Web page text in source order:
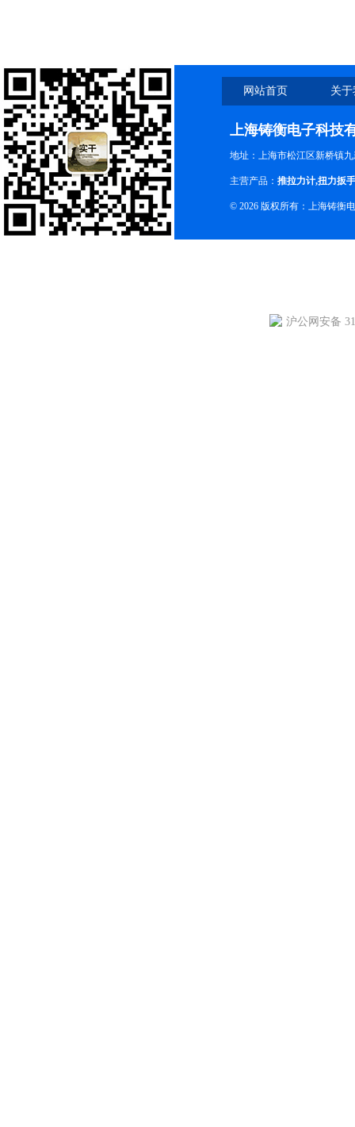
网站首页 关
上海铸衡电子科技
地址：上海市松江区新桥镇
主营产品： 推拉力计,扭力扳手
© 2026 版权所有：上海铸衡
沪公网安备